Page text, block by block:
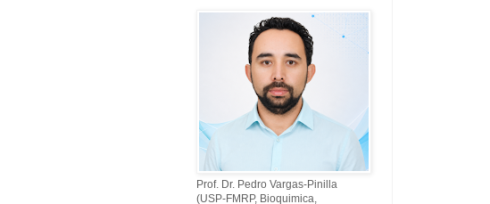
Prof. Dr. Pedro Vargas-Pinilla
(USP-FMRP, Bioquimica,